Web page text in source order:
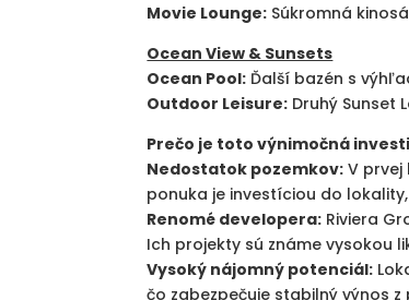
Movie Lounge: Súkromná
Ocean View & Sunsets
Ocean Pool: Ďalší bazén s
Outdoor Leisure: Druhý Sunset
Prečo je toto výnimočná
Nedostatok pozemkov: V prvej
ponuka je investíciou do
Renomé developera: Riviera
Ich projekty sú známe vysokou
Vysoký nájomný potenciál:
čo zabezpečuje stabilný výnos z